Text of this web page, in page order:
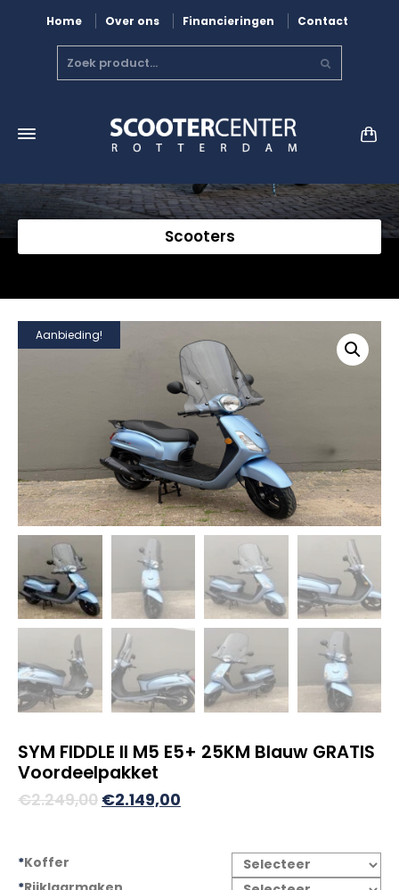
Home Over ons Financieringen Contact
Scooters
Aanbieding!
SYM FIDDLE II M5 E5+ 25KM Blauw GRATIS
Voordeelpakket
€2.249,00 Oorspronkelijke
€2.149,00
€2.149,00.
*Koffer